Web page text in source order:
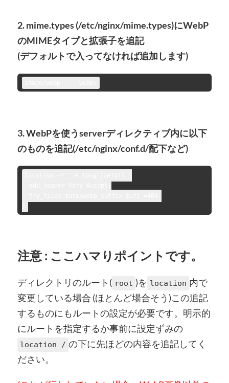
2. mime.types (/etc/nginx/mime.types)にWebP
のMIMEタイプと拡張子を追記
(デフォルトで入ってなければ追加します)
3. WebPを使うserverディレクティブ内に以下
のものを追記(/etc/nginx/conf.d/配下など)
注意 : ここハマりポイントです。
ディレクトリのルート( root )を location 内で
変更している場合 (ほとんど場合そう)この追記
するものにもルートの設定が必要です。明示的
にルートを指定するか事前に設定ずみの
location / の下に先ほどの内容を追記してく
ださい。